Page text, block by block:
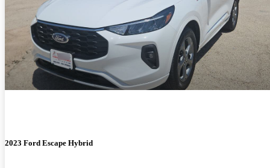
2023 Ford Escape Hybrid